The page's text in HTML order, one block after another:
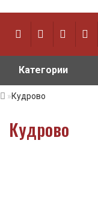
Категории
Кудрово
Кудрово